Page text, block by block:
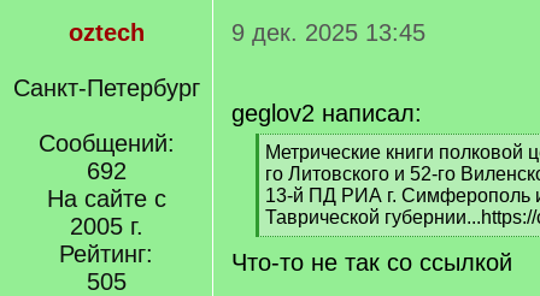
oztech
Санкт-Петербург
Сообщений:
692
На сайте с
2005 г.
Рейтинг:
505
9 дек. 2025 13:45
geglov2 написал:
[
q
]
Метрические книги полковой
го Литовского и 52-го
13-й ПД РИА г. Симферополь
Таврической
[
/
Что-то не так со ссылкой